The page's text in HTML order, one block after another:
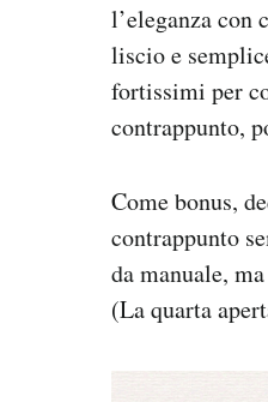
l’eleganza
liscio e
fortissimi per
contrappunto,
Come bonus,
contrappunto
da manuale,
(La quarta